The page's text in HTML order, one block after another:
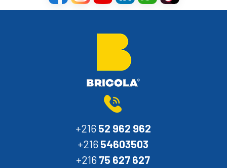
+216 52 962 962
+216 54603503
+216 75 627 627